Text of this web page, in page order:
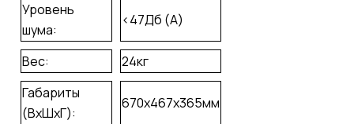
Уровень
шума:
<47Дб (A)
Вес:
24кг
Габариты
(ВхШхГ):
670х467х365мм